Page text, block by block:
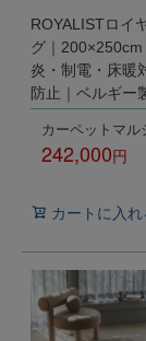
ROYALISTロイ
グ｜
炎・制電・床暖
防止｜ベルギー
カーペットマル
242,000
カートに入れ